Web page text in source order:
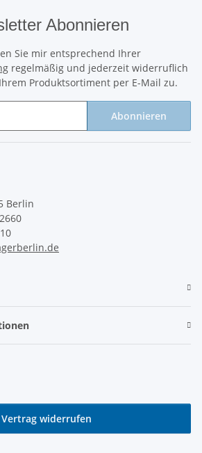
Abonnieren
Sie mir entsprechend Ihrer
regelmäßig und jederzeit widerruflich
Produktsortiment per E-Mail zu.
Abonnieren
Berlin
Vertrag widerrufen